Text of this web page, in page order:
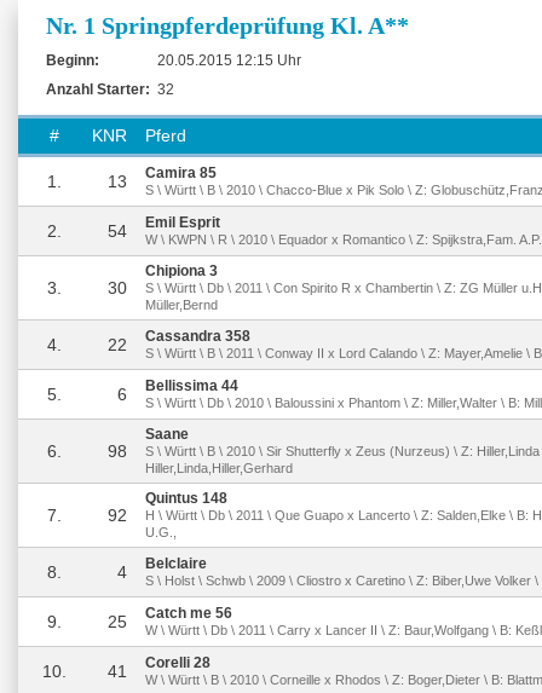
Nr. 1 Springpferdeprüfung Kl. A**
Beginn:
20.05.2015 12:15 Uhr
Anzahl Starter: 32
# KNR Pferd
1. 13 Camira 85
S \ Württ \ B \ 2010 \ Chacco-Blue x Pik Solo \ Z:
2. 54 Emil Esprit
W \ KWPN \ R \ 2010 \ Equador x Romantico \ Z: Spijkstra,Fam.
3. 30
Chipiona 3
S \ Württ \ Db \ 2011 \ Con Spirito R x Chambertin \ Z: ZG Müller
Müller,Bernd
4. 22 Cassandra 358
S \ Württ \ B \ 2011 \ Conway II x Lord Calando \ Z: Mayer,Amelie \
5. 6 Bellissima 44
S \ Württ \ Db \ 2010 \ Baloussini x Phantom \ Z: Miller,Walter \ B:
6. 98
Saane
S \ Württ \ B \ 2010 \ Sir Shutterfly x Zeus (Nurzeus) \ Z: Hiller,Linda
Hiller,Linda,Hiller,Gerhard
7. 92
Quintus 148
H \ Württ \ Db \ 2011 \ Que Guapo x Lancerto \ Z: Salden,Elke \ B:
U.G.,
8. 4 Belclaire
S \ Holst \ Schwb \ 2009 \ Cliostro x Caretino \ Z: Biber,Uwe Volker \
9. 25 Catch me 56
W \ Württ \ Db \ 2011 \ Carry x Lancer II \ Z: Baur,Wolfgang \ B:
10. 41 Corelli 28
W \ Württ \ B \ 2010 \ Corneille x Rhodos \ Z: Boger,Dieter \ B: